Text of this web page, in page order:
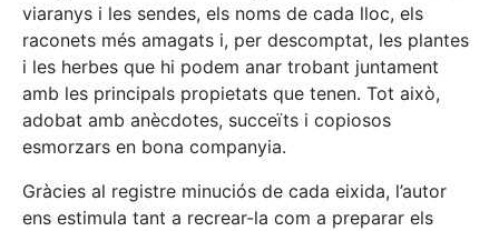
viaranys i les sendes, els noms de cada lloc, els
raconets més amagats i, per descomptat, les plantes
i les herbes que hi podem anar trobant juntament
amb les principals propietats que tenen. Tot això,
adobat amb anècdotes, succeïts i copiosos
esmorzars en bona companyia.
Gràcies al registre minuciós de cada eixida, l’autor
ens estimula tant a recrear-la com a preparar els